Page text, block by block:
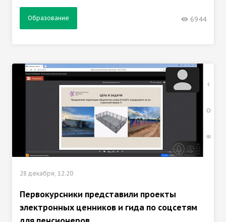
Образование 6944
28 декабря, 12:20
Первокурсники представили проекты
электронных ценников и гида по соцсетям